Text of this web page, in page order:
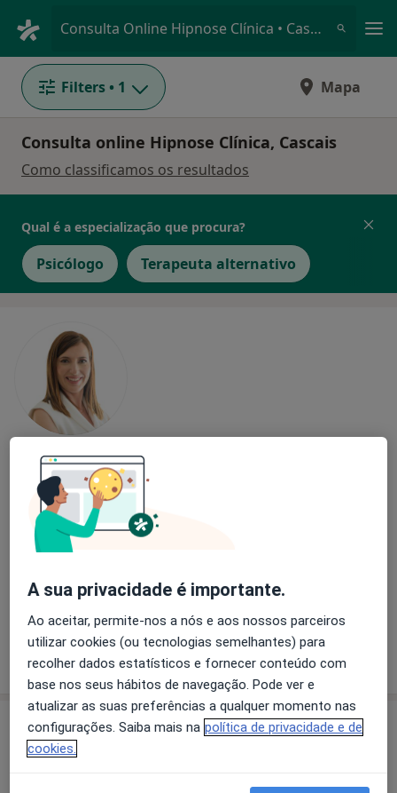
Consulta Online Hipnose Clínica • Cascais, Lisboa
Filters • 1 Mapa
Consulta online Hipnose Clínica, Cascais
Como classificamos os resultados
Qual é a especialização que procura?
Psicólogo Terapeuta alternativo
Dra. Catarina Lucas
Psicólogo
86 opiniões
Rua Feio Terenas, Parede, Cascais
Consulta online Hipnose Clínica
Solicite um atendimento
A sua privacidade é importante.
Ao aceitar, permite-nos a nós e aos nossos parceiros
utilizar cookies (ou tecnologias semelhantes) para
recolher dados estatísticos e fornecer conteúdo com
base nos seus hábitos de navegação. Pode ver e
atualizar as suas preferências a qualquer momento nas
configurações. Saiba mais na política de privacidade e de
cookies.